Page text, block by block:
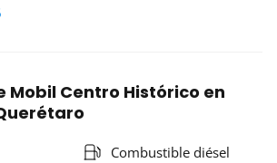
Mobil Centro Histórico en
Combustible diésel